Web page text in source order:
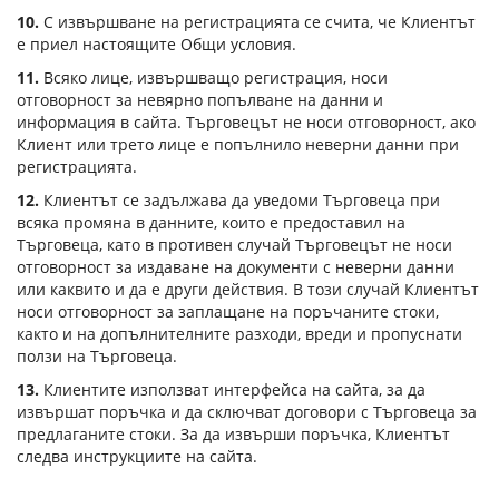
10. С извършване на регистрацията се счита, че Клиентът
е приел настоящите Общи условия.
11. Всяко лице, извършващо регистрация, носи
отговорност за невярно попълване на данни и
информация в сайта. Търговецът не носи отговорност, ако
Клиент или трето лице е попълнило неверни данни при
регистрацията.
12. Клиентът се задължава да уведоми Търговеца при
всяка промяна в данните, които е предоставил на
Търговеца, като в противен случай Търговецът не носи
отговорност за издаване на документи с неверни данни
или каквито и да е други действия. В този случай Клиентът
носи отговорност за заплащане на поръчаните стоки,
както и на допълнителните разходи, вреди и пропуснати
ползи на Търговеца.
13. Клиентите използват интерфейса на сайта, за да
извършат поръчка и да сключват договори с Търговеца за
предлаганите стоки. За да извърши поръчка, Клиентът
следва инструкциите на сайта.